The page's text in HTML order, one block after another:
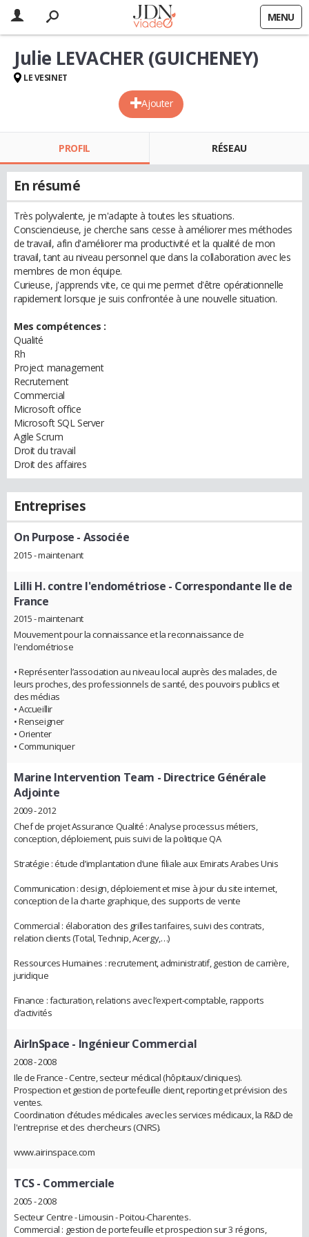
MENU
Ajouter
Julie LEVACHER (GUICHENEY)
LE VESINET
PROFIL RÉSEAU
En résumé
Très polyvalente, je m'adapte à toutes les situations.
Consciencieuse, je cherche sans cesse à améliorer mes méthodes
de travail, afin d'améliorer ma productivité et la qualité de mon
travail, tant au niveau personnel que dans la collaboration avec les
membres de mon équipe.
Curieuse, j'apprends vite, ce qui me permet d'être opérationnelle
rapidement lorsque je suis confrontée à une nouvelle situation.
Mes compétences :
Qualité
Rh
Project management
Recrutement
Commercial
Microsoft office
Microsoft SQL Server
Agile Scrum
Droit du travail
Droit des affaires
Entreprises
On Purpose - Associée
2015 - maintenant
Lilli H. contre l'endométriose - Correspondante Ile de
France
2015 - maintenant
Mouvement pour la connaissance et la reconnaissance de
l'endométriose
• Représenter l’association au niveau local auprès des malades, de
leurs proches, des professionnels de santé, des pouvoirs publics et
des médias
• Accueillir
• Renseigner
• Orienter
• Communiquer
Marine Intervention Team - Directrice Générale
Adjointe
2009 - 2012
Chef de projet Assurance Qualité : Analyse processus métiers,
conception, déploiement, puis suivi de la politique QA
Stratégie : étude d’implantation d’une filiale aux Emirats Arabes Unis
Communication : design, déploiement et mise à jour du site internet,
conception de la charte graphique, des supports de vente
Commercial : élaboration des grilles tarifaires, suivi des contrats,
relation clients (Total, Technip, Acergy,…)
Ressources Humaines : recrutement, administratif, gestion de carrière,
juridique
Finance : facturation, relations avec l’expert-comptable, rapports
d’activités
AirInSpace - Ingénieur Commercial
2008 - 2008
Ile de France - Centre, secteur médical (hôpitaux/cliniques).
Prospection et gestion de portefeuille client, reporting et prévision des
ventes.
Coordination d’études médicales avec les services médicaux, la R&D de
l'entreprise et des chercheurs (CNRS).
www.airinspace.com
TCS- Commerciale
2005 - 2008
Secteur Centre - Limousin - Poitou-Charentes.
Commercial : gestion de portefeuille et prospection sur 3 régions,